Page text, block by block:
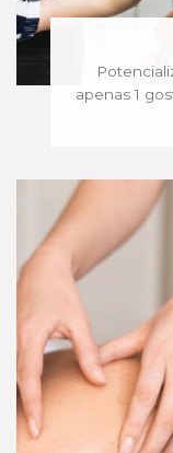
apenas 1